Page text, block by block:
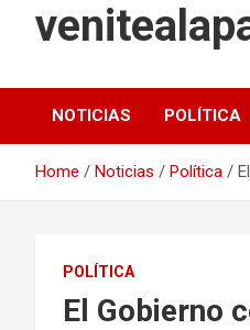
NOTICIAS POLÍTICA
Home Noticias Política
POLÍTICA
El Gobierno